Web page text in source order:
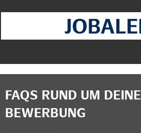
FAQS RUND UM DEINE
BEWERBUNG